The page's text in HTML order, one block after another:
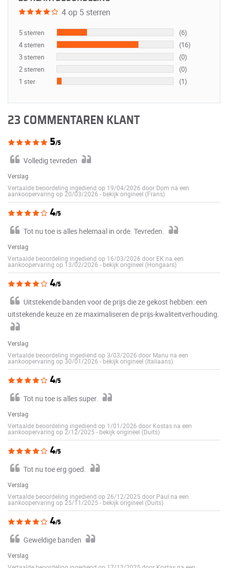
4 op 5 sterren
5 sterren
(6)
4 sterren
(16)
3 sterren
(0)
2 sterren
(0)
1 ster
(1)
23 COMMENTAREN KLANT
5/5
Volledig tevreden
Verslag
Vertaalde beoordeling ingediend op 19/04/2026 door Dom na een
aankoopervaring op 20/03/2026 -bekijk origineel (Frans)
4/5
Tot nu toe is alles helemaal in orde. Tevreden.
Verslag
Vertaalde beoordeling ingediend op 16/03/2026 door EK na een
aankoopervaring op 13/02/2026 -bekijk origineel (Hongaars)
4/5
Uitstekende banden voor de prijs die ze gekost hebben: een
uitstekende keuze en ze maximaliseren de prijs-kwaliteitverhouding.
Verslag
Vertaalde beoordeling ingediend op 3/03/2026 door Manu na een
aankoopervaring op 30/01/2026 -bekijk origineel (Italiaans)
4/5
Tot nu toe is alles super.
Verslag
Vertaalde beoordeling ingediend op 1/01/2026 door Kostas na een
aankoopervaring op 2/12/2025 - bekijk origineel (Duits)
4/5
Tot nu toe erg goed.
Verslag
Vertaalde beoordeling ingediend op 26/12/2025 door Paul na een
aankoopervaring op 25/11/2025 -bekijk origineel (Duits)
4/5
Geweldige banden
Verslag